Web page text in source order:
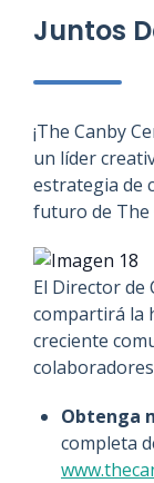
Juntos
¡The Canby
un líder
estrategia de
futuro de The
El Director de
compartirá la
creciente
Obtenga
completa